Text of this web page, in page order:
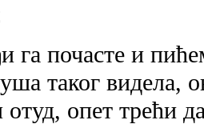
га почасте и
таког видела,
отуд, опет трећи